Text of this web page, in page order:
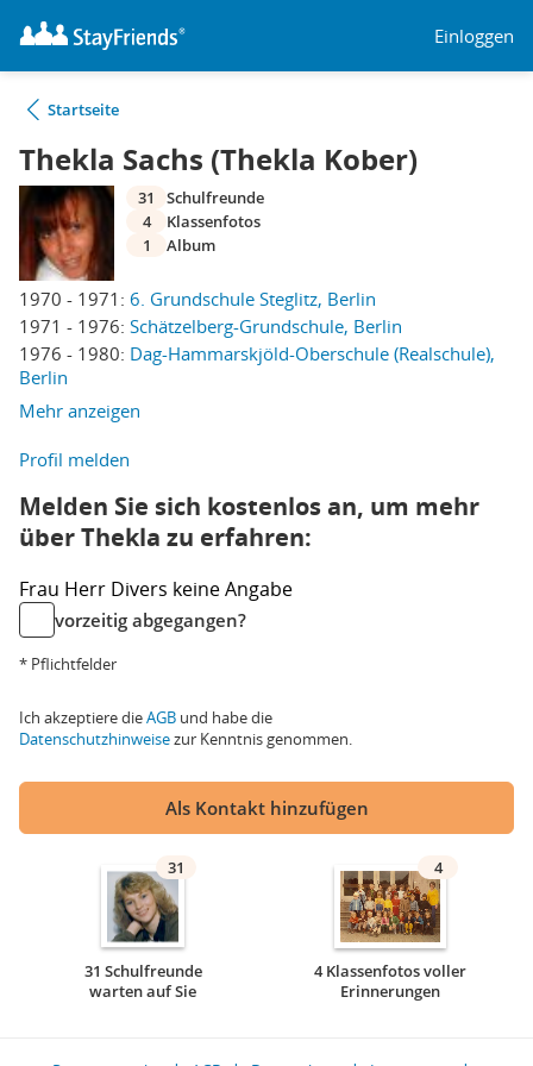
Einloggen
Startseite
Thekla Sachs (Thekla Kober)
1970 - 1971: 6. Grundschule Steglitz, Berlin
1971 - 1976: Schätzelberg-Grundschule, Berlin
1976 - 1980: Dag-Hammarskjöld-Oberschule (Realschule),
Berlin
Mehr anzeigen
31
Schulfreunde
4
Klassenfotos
1
Album
Profil melden
Melden Sie sich kostenlos an, um mehr
über Thekla zu erfahren:
Frau Herr Divers keine Angabe
vorzeitig abgegangen?
* Pflichtfelder
Ich akzeptiere dieAGB und habe die
Datenschutzhinweisezur Kenntnis genommen.
Als Kontakt hinzufügen
31
31 Schulfreunde
warten auf Sie
4
4 Klassenfotos voller
Erinnerungen